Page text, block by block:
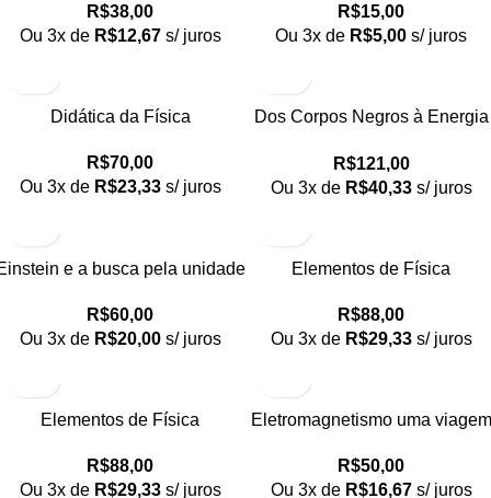
pressão do ar e dos líquidos
através de experimentos
R$38,00
Ou 3x de R$12,67 s/ juros
R$15,00
Ou 3x de R$5,00 s/ juros
Didática da Física
R$70,00
Ou 3x de R$23,33 s/ juros
Dos Corpos Negros à Energia
R$121,00
Ou 3x de R$40,33 s/ juros
e a busca pela unidade
R$60,00
Ou 3x de R$20,00 s/ juros
Elementos de Física
R$88,00
Ou 3x de R$29,33 s/ juros
Elementos de Física
e Integrais de trajetória
não relativísticas
R$88,00
Ou 3x de R$29,33 s/ juros
Eletromagnetismo uma viagem
R$50,00
Ou 3x de R$16,67 s/ juros